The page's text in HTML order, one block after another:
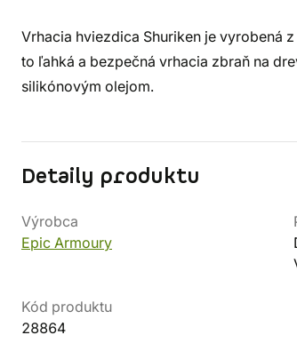
Vrhacia hviezdica Shuriken je vyrobená
to ľahká a bezpečná vrhacia zbraň na
silikónovým olejom.
Detaily produktu
Výrobca
Epic Armoury
Kód produktu
28864